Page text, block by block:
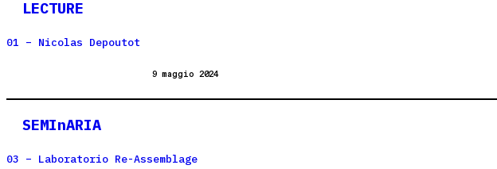
LECTURE
01 – Nicolas Depoutot
9 maggio 2024
SEMInARIA
03 – Laboratorio Re-Assemblage